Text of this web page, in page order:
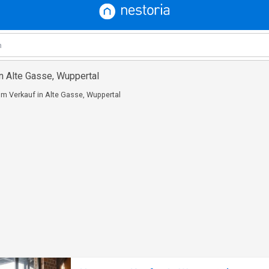
Alte Gasse, Wuppertal
Verkauf in Alte Gasse, Wuppertal